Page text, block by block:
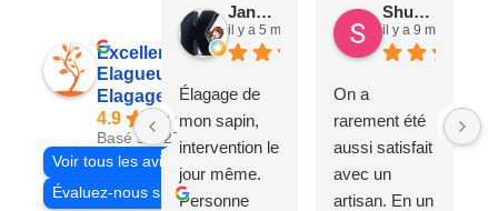
Excellent
Elagueur 77
Elagage Villiers
4.9
Basé sur 27 avis
Voir tous les avis
Évaluez-nous sur
Jane D.
il y a 5 mois
Élagage de
mon sapin,
intervention le
jour même.
Personne
Shuang & Jean K.
il y a 9 mois
On a
rarement été
aussi satisfait
avec un
artisan. En un